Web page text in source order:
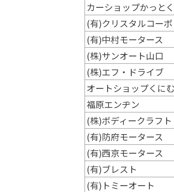
カーショップかっとく
(有)クリスタルコー
(有)中村モータース
(株)サンオート山口
(株)エフ・ドライブ
オートショップくに
福原エンヂン
(株)ボディークラフト
(有)防府モータース
(有)西京モータース
(有)ブレスト
(有)トミーオート